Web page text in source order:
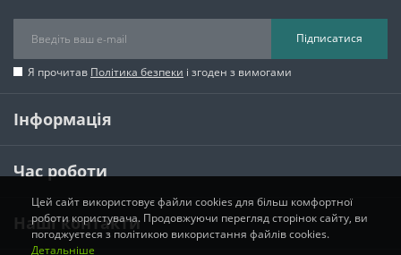
Підписатися
Я прочитав Політика безпеки і згоден з вимогами
Інформація
Час роботи
Наші контакти
Цей сайт використовує файли cookies для більш комфортної
роботи користувача. Продовжуючи перегляд сторінок сайту, ви
погоджуєтеся з політикою використання файлів cookies.
Детальніше